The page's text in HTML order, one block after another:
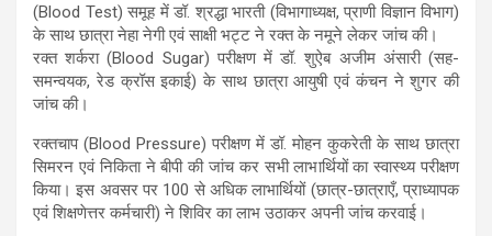
(Blood Test) समूह में डॉ. श्रद्धा भारती (विभागाध्यक्ष, प्राणी विज्ञान विभाग)
के साथ छात्रा नेहा नेगी एवं साक्षी भट्ट ने रक्त के नमूने लेकर जांच की।
रक्त शर्करा (Blood Sugar) परीक्षण में डॉ. शुऐब अजीम अंसारी (सह-
समन्वयक, रेड क्रॉस इकाई) के साथ छात्रा आयुषी एवं कंचन ने शुगर की
जांच की।
रक्तचाप (Blood Pressure) परीक्षण में डॉ. मोहन कुकरेती के साथ छात्रा
सिमरन एवं निकिता ने बीपी की जांच कर सभी लाभार्थियों का स्वास्थ्य परीक्षण
किया। इस अवसर पर 100 से अधिक लाभार्थियों (छात्र-छात्राएँ, प्राध्यापक
एवं शिक्षणेत्तर कर्मचारी) ने शिविर का लाभ उठाकर अपनी जांच करवाई।